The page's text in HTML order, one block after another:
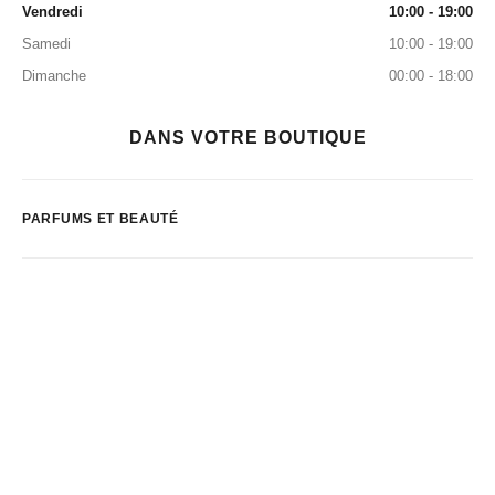
Vendredi
10:00 - 19:00
Samedi
10:00 - 19:00
Dimanche
00:00 - 18:00
DANS VOTRE BOUTIQUE
PARFUMS ET BEAUTÉ